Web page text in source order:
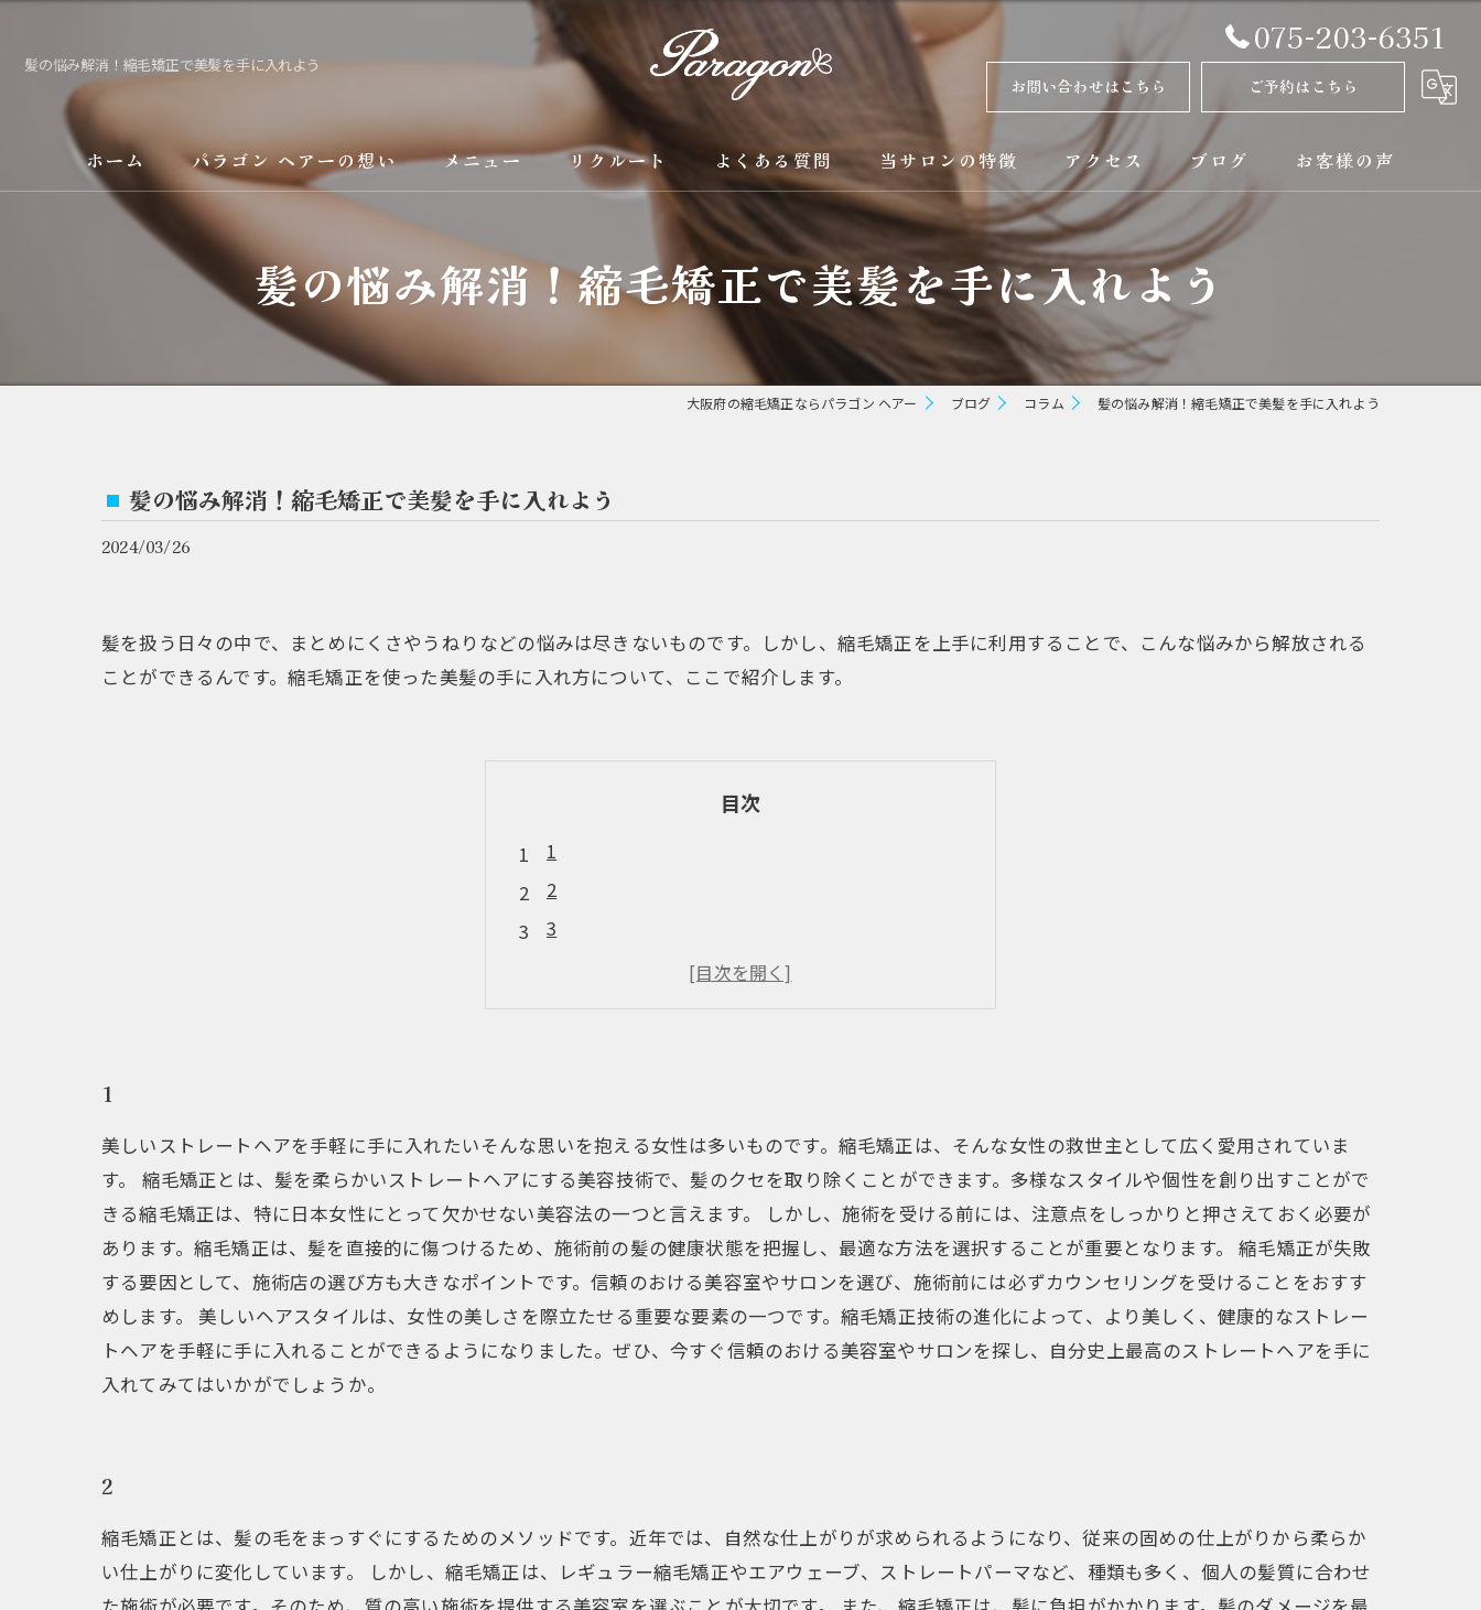
髪の悩み解消！縮毛矯正で美髪を手に入れよう
075-203-6351
お問い合わせはこちら ご予約はこちら
ホーム パラゴン ヘアーの想い
サービス
メニュー リクルート よくある質問 当サロンの特徴
京都の縮毛矯正
カラー
トリートメント
ブリーチ縮毛矯正
アクセス ブログ
コラム
お客様の声
髪の悩み解消！縮毛矯正で美髪を手に入れよう
大阪府の縮毛矯正ならパラゴン ヘアー ブログ コラム 髪の悩み解消！縮毛矯正で美髪を手に入れよう
髪の悩み解消！縮毛矯正で美髪を手に入れよう
2024/03/26
髪を扱う日々の中で、まとめにくさやうねりなどの悩みは尽きないものです。しかし、縮毛矯正を上手に利用することで、こんな悩みから解放される
ことができるんです。縮毛矯正を使った美髪の手に入れ方について、ここで紹介します。
目次
1
2
3
5
1
美しいストレートヘアを手軽に手に入れたいそんな思いを抱える女性は多いものです。縮毛矯正は、そんな女性の救世主として広く愛用されていま
す。 縮毛矯正とは、髪を柔らかいストレートヘアにする美容技術で、髪のクセを取り除くことができます。多様なスタイルや個性を創り出すことがで
きる縮毛矯正は、特に日本女性にとって欠かせない美容法の一つと言えます。 しかし、施術を受ける前には、注意点をしっかりと押さえておく必要が
あります。縮毛矯正は、髪を直接的に傷つけるため、施術前の髪の健康状態を把握し、最適な方法を選択することが重要となります。 縮毛矯正が失敗
する要因として、施術店の選び方も大きなポイントです。信頼のおける美容室やサロンを選び、施術前には必ずカウンセリングを受けることをおすす
めします。 美しいヘアスタイルは、女性の美しさを際立たせる重要な要素の一つです。縮毛矯正技術の進化によって、より美しく、健康的なストレー
トヘアを手軽に手に入れることができるようになりました。ぜひ、今すぐ信頼のおける美容室やサロンを探し、自分史上最高のストレートヘアを手に
入れてみてはいかがでしょうか。
2
縮毛矯正とは、髪の毛をまっすぐにするためのメソッドです。近年では、自然な仕上がりが求められるようになり、従来の固めの仕上がりから柔らか
い仕上がりに変化しています。 しかし、縮毛矯正は、レギュラー縮毛矯正やエアウェーブ、ストレートパーマなど、種類も多く、個人の髪質に合わせ